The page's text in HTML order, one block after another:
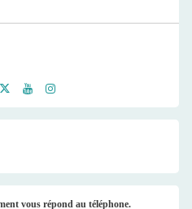
vous répond au téléphone.